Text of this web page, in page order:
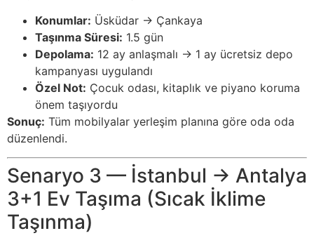
Konumlar: Üsküdar → Çankaya
Taşınma Süresi: 1.5 gün
Depolama: 12 ay anlaşmalı → 1 ay ücretsiz depo
kampanyası uygulandı
Özel Not: Çocuk odası, kitaplık ve piyano koruma
önem taşıyordu
Sonuç: Tüm mobilyalar yerleşim planına göre oda oda
düzenlendi.
Senaryo 3 — İstanbul → Antalya
3+1 Ev Taşıma (Sıcak İklime
Taşınma)